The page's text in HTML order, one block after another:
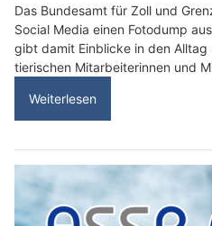
Das Bundesamt für Zoll und
Social Media einen Fotodump
gibt damit Einblicke in den Alltag
tierischen Mitarbeiterinnen und
Weiterlesen